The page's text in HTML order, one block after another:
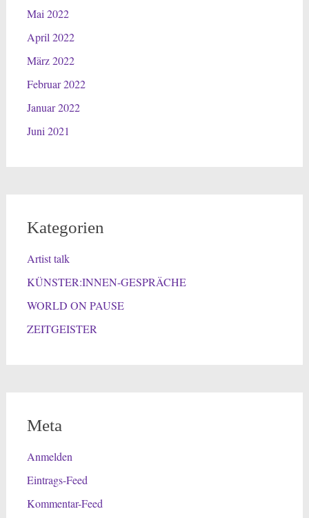
Mai 2022
April 2022
März 2022
Februar 2022
Januar 2022
Juni 2021
Kategorien
Artist talk
KÜNSTER:INNEN-GESPRÄCHE
WORLD ON PAUSE
ZEITGEISTER
Meta
Anmelden
Eintrags-Feed
Kommentar-Feed